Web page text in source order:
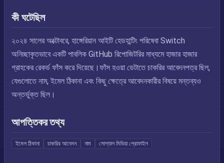
কী ঘটেছিল
২০২৪ সালের অক্টোবরে, হাঙ্গেরিয়ান আইটি হেডহান্টিং পরিষেবা Switch
অনিচ্ছাকৃতভাবে একটি পাবলিক GitHub রিপোজিটরির মাধ্যমে হাজার হাজার
গ্রাহকের রেকর্ড ফাঁস করে দিয়েছে।ফাঁস হওয়া ডেটাতে চাকরির আবেদনপত্র ছিল,
যেগুলোতে নাম, ইমেল ঠিকানা এবং কিছু ক্ষেত্রে আবেদনকারীর বিষয়ে মন্তব্যও
অন্তর্ভুক্ত ছিল।
আপত্তিকর তথ্য
ইমেল ঠিকানা চাকরির আবেদন নাম সোশ্যাল মিডিয়া প্রোফাইল